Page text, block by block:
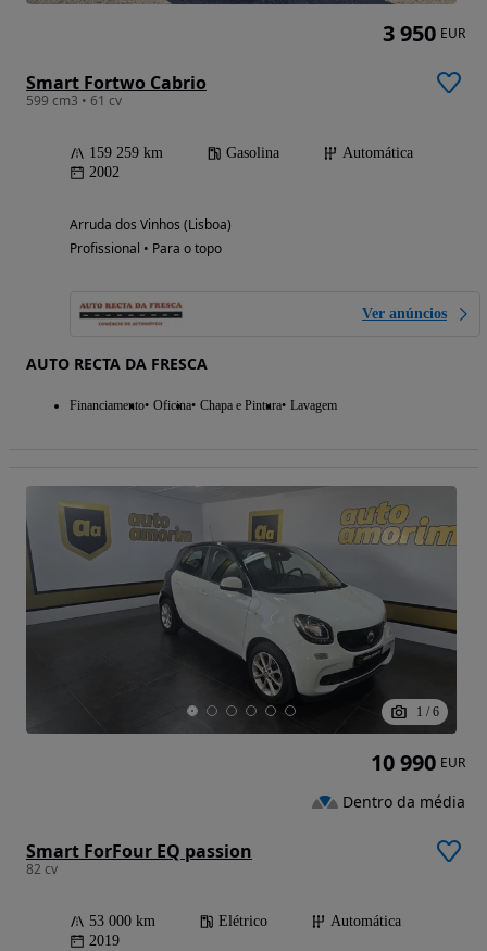
Smart Fortwo Cabrio
599 cm3 • 61 cv
159 259 km Gasolina
Automática
2002
Arruda dos Vinhos (Lisboa)
Profissional • Para o topo
Ver anúncios
AUTO RECTA DA FRESCA
Financiamento Oficina Chapa e Pintura Lavagem
3 950 EUR
1 / 6
Smart ForFour EQ passion
82 cv
53 000 km Elétrico
Automática
2019
10 990 EUR
Dentro da média